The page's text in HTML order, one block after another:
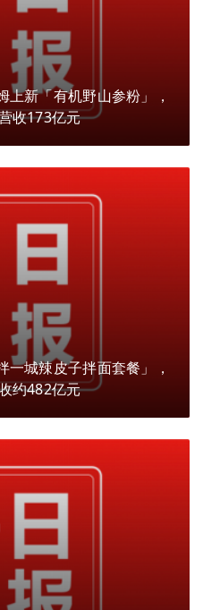
新「有机野山参粉」，
收173亿元
城辣皮子拌面套餐」，
约482亿元